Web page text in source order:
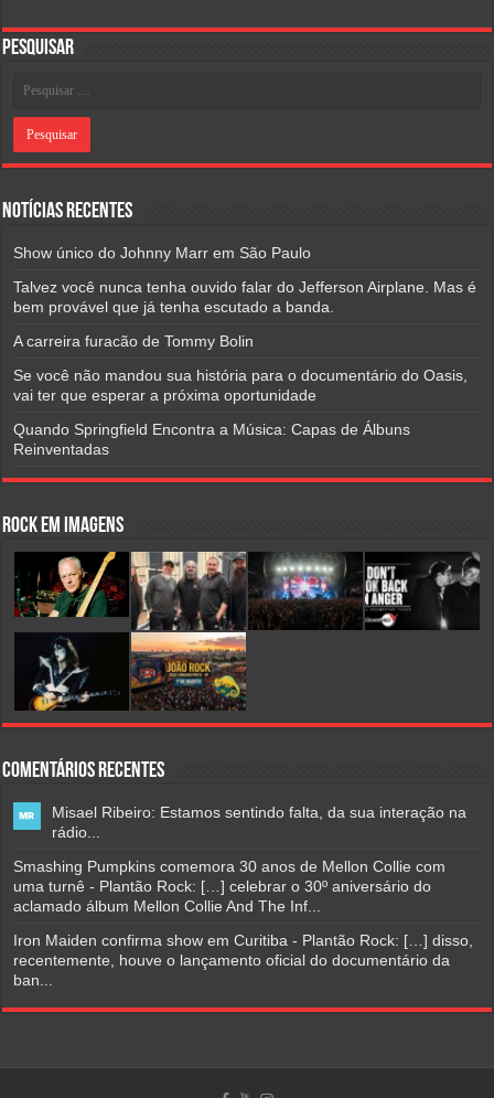
Pesquisar
Notícias Recentes
Show único do Johnny Marr em São Paulo
Talvez você nunca tenha ouvido falar do Jefferson Airplane. Mas é
bem provável que já tenha escutado a banda.
A carreira furacão de Tommy Bolin
Se você não mandou sua história para o documentário do Oasis,
vai ter que esperar a próxima oportunidade
Quando Springfield Encontra a Música: Capas de Álbuns
Reinventadas
Rock em Imagens
Comentários Recentes
Misael Ribeiro: Estamos sentindo falta, da sua interação na
rádio...
Smashing Pumpkins comemora 30 anos de Mellon Collie com
uma turnê - Plantão Rock: […] celebrar o 30º aniversário do
aclamado álbum Mellon Collie And The Inf...
Iron Maiden confirma show em Curitiba - Plantão Rock: […] disso,
recentemente, houve o lançamento oficial do documentário da
ban...